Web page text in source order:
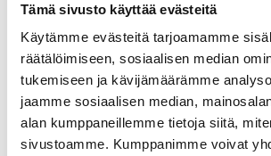
Tämä sivusto käyttää evästeitä
Käytämme evästeitä tarjoamamme
räätälöimiseen, sosiaalisen median
tukemiseen ja kävijämäärämme
jaamme sosiaalisen median,
alan kumppaneillemme tietoja siitä,
sivustoamme. Kumppanimme voivat